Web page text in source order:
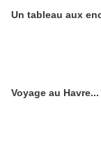
Un tableau aux
Voyage au